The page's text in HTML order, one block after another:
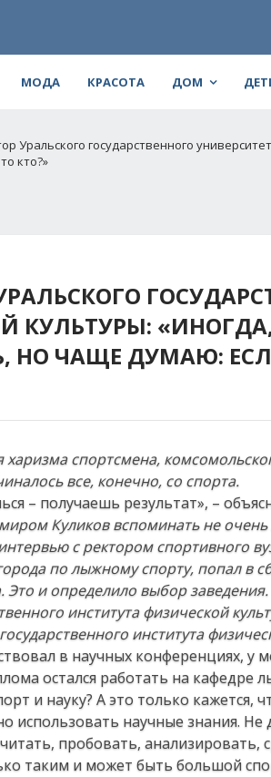
МОДА КРАСОТА ДОМ
Уральского государственного
кто?»
КУЛЬТУРЫ:
ЧАЩЕ ДУМАЮ:
спортсмена,
все, конечно, со спорта.
– получаешь результат», –
Куликов вспоминать не
с ректором спортивного
по лыжному спорту, попал в
Это и определило выбор
института физической
института
в научных конференциях, у
остался работать на кафедре
и науку? А это только кажется,
использовать научные знания. Не
пробовать,
таким и может быть большой